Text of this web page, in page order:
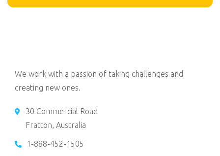
We work with a passion of taking challenges and
creating new ones.
30 Commercial Road
Fratton, Australia
1-888-452-1505